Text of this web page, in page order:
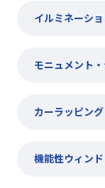
イルミネーシ
モニュメント
カーラッピング
機能性ウィン